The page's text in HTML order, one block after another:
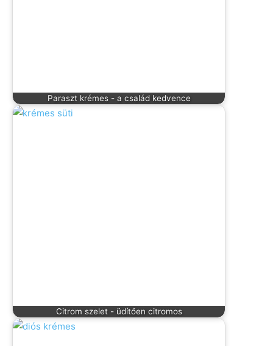
Paraszt krémes - a család kedvence
Citrom szelet - üdítően citromos